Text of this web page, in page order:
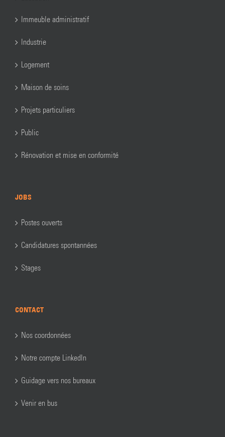
Immeuble administratif
Industrie
Logement
Maison de soins
Projets particuliers
Public
Rénovation et mise en conformité
JOBS
Postes ouverts
Candidatures spontannées
Stages
CONTACT
Nos coordonnées
Notre compte LinkedIn
Guidage vers nos bureaux
Venir en bus